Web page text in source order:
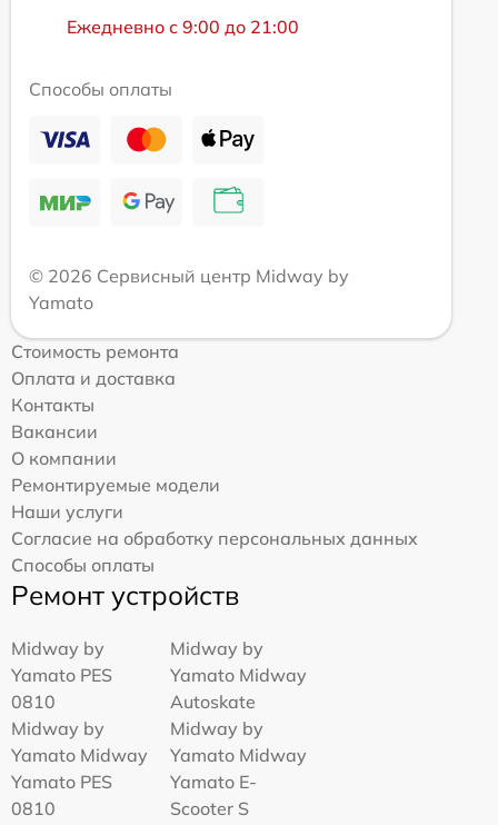
Ежедневно с 9:00 до 21:00
Способы оплаты
© 2026 Сервисный центр Midway by
Yamato
Стоимость ремонта
Оплата и доставка
Контакты
Вакансии
О компании
Ремонтируемые модели
Наши услуги
Согласие на обработку персональных данных
Способы оплаты
Ремонт устройств
Midway by
Yamato PES
0810
Midway by
Yamato Midway
Autoskate
Midway by
Yamato Midway
Yamato PES
0810
Midway by
Yamato Midway
Yamato E-
Scooter S